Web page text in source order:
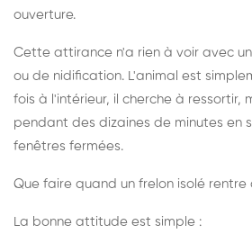
ouverture.
Cette attirance n'a rien à voir avec
ou de nidification. L'animal est
fois à l'intérieur, il cherche à ressortir,
pendant des dizaines de minutes en
fenêtres fermées.
Que faire quand un frelon isolé rentre
La bonne attitude est simple :